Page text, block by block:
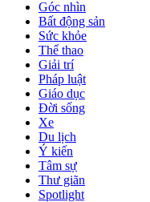
Góc nhìn
Bất động sản
Sức khỏe
Thể thao
Giải trí
Pháp luật
Giáo dục
Đời sống
Xe
Du lịch
Ý kiến
Tâm sự
Thư giãn
Spotlight